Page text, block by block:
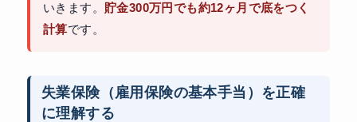
いきます。 貯金300万円でも約12ヶ月で底をつく
計算です。
失業保険（雇用保険の基本手当）を正確
に理解する